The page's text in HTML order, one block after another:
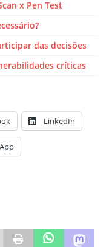
x Pen Test
das decisões
críticas
LinkedIn